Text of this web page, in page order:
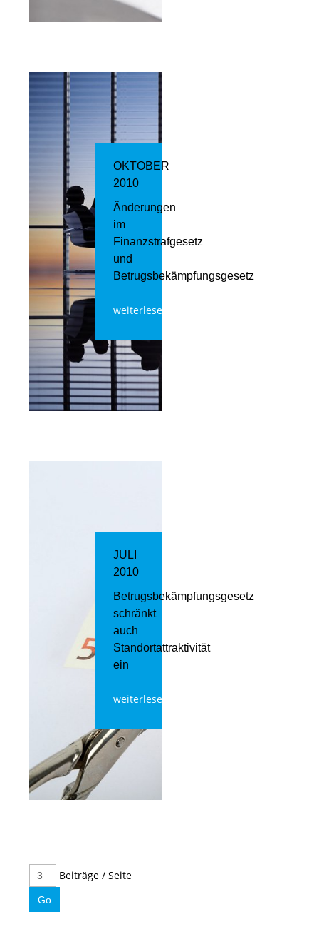
OKTOBER
2010
Änderungen
im
Finanzstrafgesetz
und
Betrugsbekämpfungsgesetz
weiterlesen
JULI
2010
Betrugsbekämpfungsgesetz
schränkt
auch
Standortattraktivität
ein
weiterlesen
Beiträge / Seite